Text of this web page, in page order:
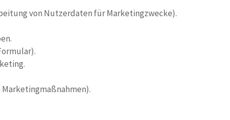
von Nutzerdaten für Marketingzwecke).